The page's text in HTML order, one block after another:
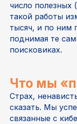
число полезных
такой работы
тысяч, и по ним
поднимая те
поисковиках.
Что мы
Страх,
сказать. Мы
связанные с